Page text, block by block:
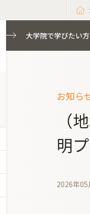
大学院で学びたい
お知ら
（
明
2026年05